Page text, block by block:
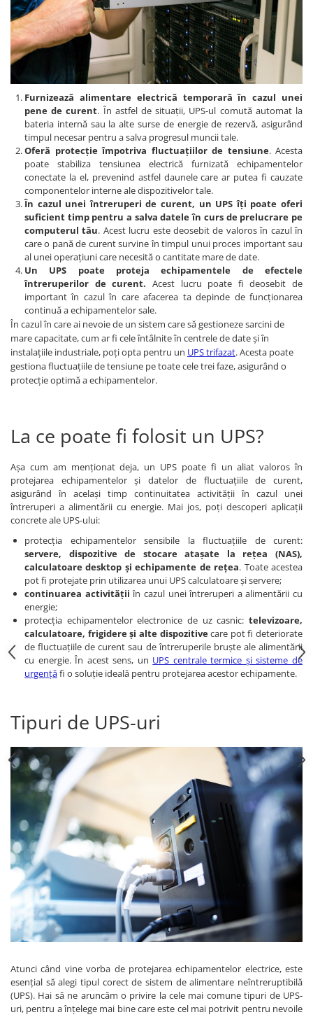
Furnizează alimentare electrică temporară în cazul unei
pene de curent. În astfel de situații, UPS-ul comută automat la
bateria internă sau la alte surse de energie de rezervă, asigurând
timpul necesar pentru a salva progresul muncii tale.
Oferă protecție împotriva fluctuațiilor de tensiune. Acesta
poate stabiliza tensiunea electrică furnizată echipamentelor
conectate la el, prevenind astfel daunele care ar putea fi cauzate
componentelor interne ale dispozitivelor tale.
În cazul unei întreruperi de curent, un UPS îți poate oferi
suficient timp pentru a salva datele în curs de prelucrare pe
computerul tău. Acest lucru este deosebit de valoros în cazul în
care o pană de curent survine în timpul unui proces important sau
al unei operațiuni care necesită o cantitate mare de date.
Un UPS poate proteja echipamentele de efectele
întreruperilor de curent. Acest lucru poate fi deosebit de
important în cazul în care afacerea ta depinde de funcționarea
continuă a echipamentelor sale.
În cazul în care ai nevoie de un sistem care să gestioneze sarcini de
mare capacitate, cum ar fi cele întâlnite în centrele de date și în
instalațiile industriale, poți opta pentru un UPS trifazat. Acesta poate
gestiona fluctuațiile de tensiune pe toate cele trei faze, asigurând o
protecție optimă a echipamentelor.
La ce poate fi folosit un UPS?
Așa cum am menționat deja, un UPS poate fi un aliat valoros în
protejarea echipamentelor și datelor de fluctuațiile de curent,
asigurând în același timp continuitatea activității în cazul unei
întreruperi a alimentării cu energie. Mai jos, poți descoperi aplicații
concrete ale UPS-ului:
protecția echipamentelor sensibile la fluctuațiile de curent:
servere, dispozitive de stocare atașate la rețea (NAS),
calculatoare desktop și echipamente de rețea. Toate acestea
pot fi protejate prin utilizarea unui UPS calculatoare și servere;
continuarea activității în cazul unei întreruperi a alimentării cu
energie;
protecția echipamentelor electronice de uz casnic: televizoare,
calculatoare, frigidere și alte dispozitivecare pot fi deteriorate
de fluctuațiile de curent sau de întreruperile bruște ale alimentării
cu energie. În acest sens, un UPS centrale termice și sisteme de
urgențăfi o soluție ideală pentru protejarea acestor echipamente.
Tipuri de UPS-uri
Atunci când vine vorba de protejarea echipamentelor electrice, este
esențial să alegi tipul corect de sistem de alimentare neîntreruptibilă
(UPS). Hai să ne aruncăm o privire la cele mai comune tipuri de UPS-
uri, pentru a înțelege mai bine care este cel mai potrivit pentru nevoile